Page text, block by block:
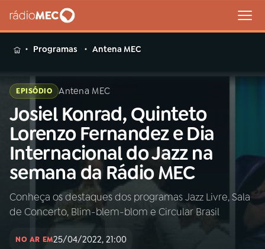
MENU
Buscar
na
Rádio
MEC
Buscar
Início AO VIVO
01INÍCIO
Programas Antena MEC
EPISÓDIO Antena MEC
Josiel Konrad, Quinteto
Lorenzo Fernandez e Dia
Internacional do Jazz na
semana da Rádio MEC
Conheça os destaques dos programas Jazz Livre, Sala
de Concerto, Blim-blem-blom e Circular Brasil
NO AR EM25/04/2022, 21:00